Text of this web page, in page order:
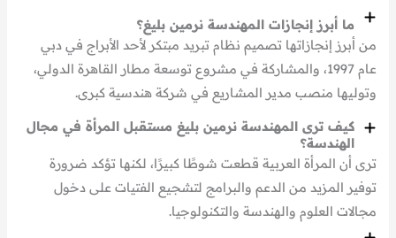
ما أبرز إنجازات المهندسة نرمين بليغ؟
من أبرز إنجازاتها تصميم نظام تبريد مبتكر لأحد الأبراج في دبي
عام 1997، والمشاركة في مشروع توسعة مطار القاهرة الدولي،
وتوليها منصب مدير المشاريع في شركة هندسية كبرى.
كيف ترى المهندسة نرمين بليغ مستقبل المرأة في مجال
الهندسة؟
ترى أن المرأة العربية قطعت شوطًا كبيرًا، لكنها تؤكد ضرورة
توفير المزيد من الدعم والبرامج لتشجيع الفتيات على دخول
مجالات العلوم والهندسة والتكنولوجيا.